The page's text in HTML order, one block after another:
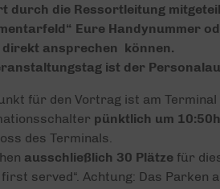
durch die Ressortleitung
Eure Handynummer
direkt ansprechen können.
ist der
für den Vortrag ist am
pünktlich um 10:50h
des Terminals.
ausschließlich 30 Plätzefür
first served“. Achtung: Das